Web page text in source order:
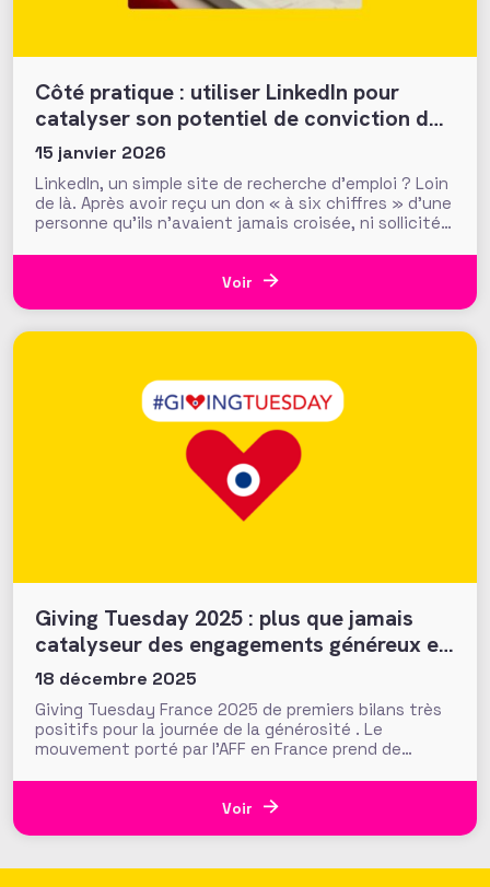
Côté pratique : utiliser LinkedIn pour
catalyser son potentiel de conviction des
donateurs
15 janvier 2026
LinkedIn, un simple site de recherche d’emploi ? Loin
de là. Après avoir reçu un don « à six chiffres » d’une
personne qu’ils n’avaient jamais croisée, ni sollicitée,
Foundation (USA) ont réalisé que ce sont les
recherches en ligne du donateur, et notamment
Voir
Giving Tuesday 2025 : plus que jamais
catalyseur des engagements généreux et
collectifs ?
18 décembre 2025
Giving Tuesday France 2025 de premiers bilans très
positifs pour la journée de la générosité . Le
mouvement porté par l'AFF en France prend de
Voir